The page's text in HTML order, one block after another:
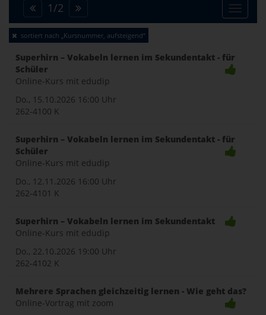
Toggle
1/2
sortiert nach „Kursnummer, aufsteigend“
Superhirn – Vokabeln lernen im Sekundentakt - für
Schüler
Online-Kurs mit edudip
Do., 15.10.2026 16:00 Uhr
262-4100 K
Superhirn – Vokabeln lernen im Sekundentakt - für
Schüler
Online-Kurs mit edudip
Do., 12.11.2026 16:00 Uhr
262-4101 K
Superhirn – Vokabeln lernen im Sekundentakt
Online-Kurs mit edudip
Do., 22.10.2026 19:00 Uhr
262-4102 K
Mehrere Sprachen gleichzeitig lernen - Wie geht das?
Online-Vortrag mit zoom